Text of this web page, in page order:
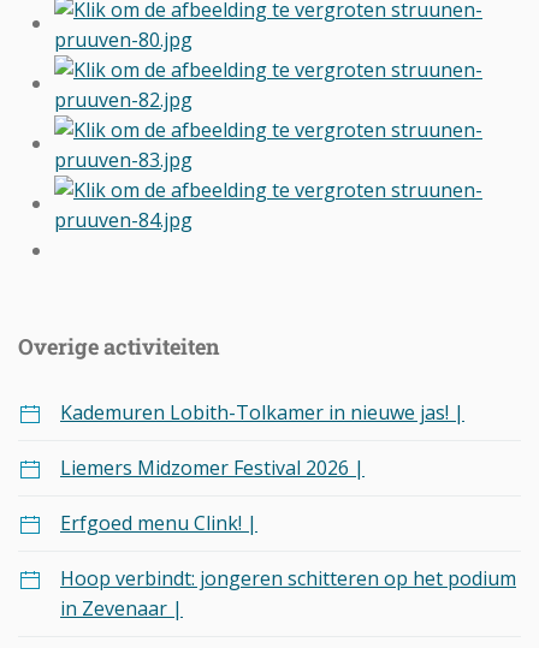
Overige activiteiten
Kademuren Lobith-Tolkamer in nieuwe jas! |
Liemers Midzomer Festival 2026 |
Erfgoed menu Clink! |
Hoop verbindt: jongeren schitteren op het podium
in Zevenaar |